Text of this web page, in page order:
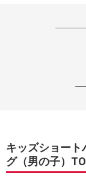
キッズショー
グ（男の子）